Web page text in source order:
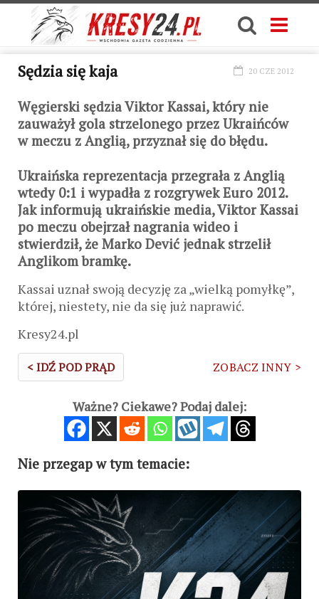
Sędzia się kaja 20 CZE 2012
Węgierski sędzia Viktor Kassai, który nie
zauważył gola strzelonego przez Ukraińców
w meczu z Anglią, przyznał się do błędu.
Ukraińska reprezentacja przegrała z Anglią
wtedy 0:1 i wypadła z rozgrywek Euro 2012.
Jak informują ukraińskie media, Viktor Kassai
po meczu obejrzał nagrania wideo i
stwierdził, że Marko Dević jednak strzelił
Anglikom bramkę.
Kassai uznał swoją decyzję za „wielką pomyłkę”,
której, niestety, nie da się już naprawić.
Kresy24.pl
< IDŹ POD PRĄD ZOBACZ INNY >
Ważne? Ciekawe? Podaj dalej:
Nie przegap w tym temacie: